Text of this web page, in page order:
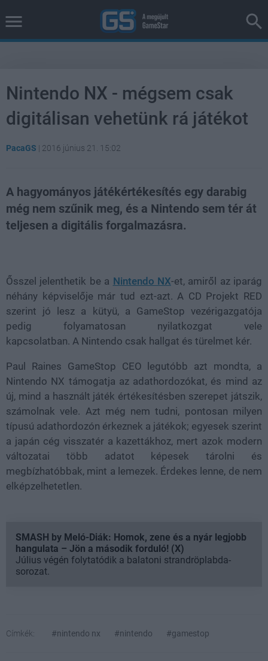
Nintendo NX - mégsem csak
digitálisan vehetünk rá játékot
PacaGS | 2016 június 21. 15:02
A hagyományos játékértékesítés egy darabig
még nem szűnik meg, és a Nintendo sem tér át
teljesen a digitális forgalmazásra.
Ősszel jelenthetik be a Nintendo NX-et, amiről az iparág
néhány képviselője már tud ezt-azt. A CD Projekt RED
szerint jó lesz a kütyü, a GameStop vezérigazgatója
pedig folyamatosan nyilatkozgat vele
kapcsolatban. A Nintendo csak hallgat és türelmet kér.
Paul Raines GameStop CEO legutóbb azt mondta, a
Nintendo NX támogatja az adathordozókat, és mind az
új, mind a használt játék értékesítésben szerepet játszik,
számolnak vele. Azt még nem tudni, pontosan milyen
típusú adathordozón érkeznek a játékok; egyesek szerint
a japán cég visszatér a kazettákhoz, mert azok modern
változatai több adatot képesek tárolni és
megbízhatóbbak, mint a lemezek. Érdekes lenne, de nem
elképzelhetetlen.
SMASH by Meló-Diák: Homok, zene és a nyár legjobb
hangulata – Jön a második forduló! (X)
Július végén folytatódik a balatoni strandröplabda-
sorozat.
Címkék: #nintendo nx #nintendo #gamestop